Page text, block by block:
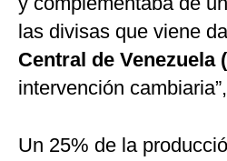
las divisas que viene
Central de Venezuela
intervención
Un 25% de la